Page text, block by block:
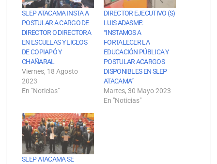
SLEP ATACAMA INSTA A
POSTULAR A CARGO DE
DIRECTOR O DIRECTORA
EN ESCUELAS Y LICEOS
DE COPIAPÓ Y
CHAÑARAL
Viernes, 18 Agosto
2023
En "Noticias"
DIRECTOR EJECUTIVO (S)
LUIS ADASME:
“INSTAMOS A
FORTALECER LA
EDUCACIÓN PÚBLICA Y
POSTULAR ACARGOS
DISPONIBLES EN SLEP
ATACAMA”
Martes, 30 Mayo 2023
En "Noticias"
SLEP ATACAMA SE